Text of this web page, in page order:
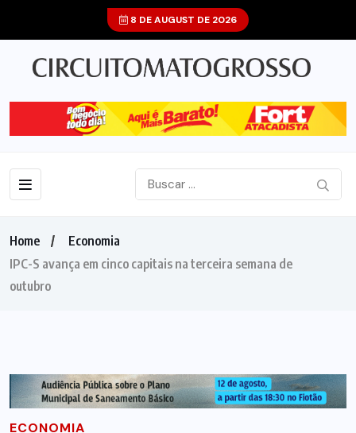
8 DE AUGUST DE 2026
Home
Economia
IPC-S avança em cinco capitais na terceira semana de
outubro
ECONOMIA